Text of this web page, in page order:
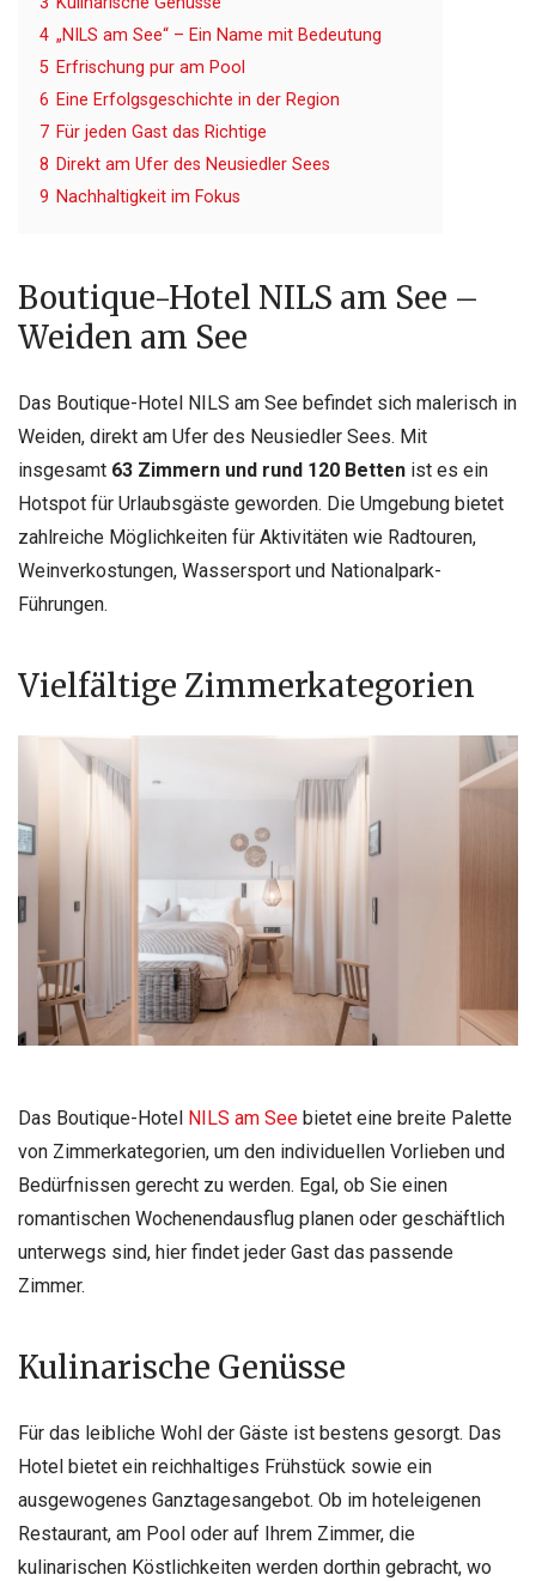
4 „NILS am See“ – Ein Name mit Bedeutung
5 Erfrischung pur am Pool
6 Eine Erfolgsgeschichte in der Region
7 Für jeden Gast das Richtige
8 Direkt am Ufer des Neusiedler Sees
9 Nachhaltigkeit im Fokus
Boutique-Hotel NILS am See –
Weiden am See
Das Boutique-Hotel NILS am See befindet sich malerisch in
Weiden, direkt am Ufer des Neusiedler Sees. Mit
insgesamt 63 Zimmern und rund 120 Betten ist es ein
Hotspot für Urlaubsgäste geworden. Die Umgebung bietet
zahlreiche Möglichkeiten für Aktivitäten wie Radtouren,
Weinverkostungen, Wassersport und Nationalpark-
Führungen.
Vielfältige Zimmerkategorien
Das Boutique-Hotel NILS am See bietet eine breite Palette
von Zimmerkategorien, um den individuellen Vorlieben und
Bedürfnissen gerecht zu werden. Egal, ob Sie einen
romantischen Wochenendausflug planen oder geschäftlich
unterwegs sind, hier findet jeder Gast das passende
Zimmer.
Kulinarische Genüsse
Für das leibliche Wohl der Gäste ist bestens gesorgt. Das
Hotel bietet ein reichhaltiges Frühstück sowie ein
ausgewogenes Ganztagesangebot. Ob im hoteleigenen
Restaurant, am Pool oder auf Ihrem Zimmer, die
kulinarischen Köstlichkeiten werden dorthin gebracht, wo